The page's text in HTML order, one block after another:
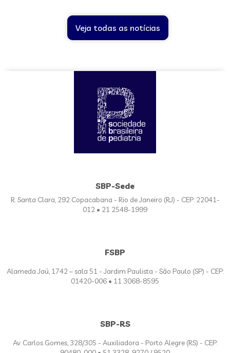
Veja todas as notícias
SBP-Sede
R. Santa Clara, 292 Copacabana - Rio de Janeiro (RJ) - CEP: 22041-
012 • 21 2548-1999
FSBP
Alameda Jaú, 1742 – sala 51 - Jardim Paulista - São Paulo (SP) - CEP:
01420-006 • 11 3068-8595
SBP-RS
Av. Carlos Gomes, 328/305 - Auxiliadora - Porto Alegre (RS) - CEP: